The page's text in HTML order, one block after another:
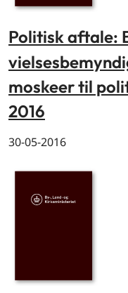
Politisk aftale:
moskeer til
2016
30-05-2016